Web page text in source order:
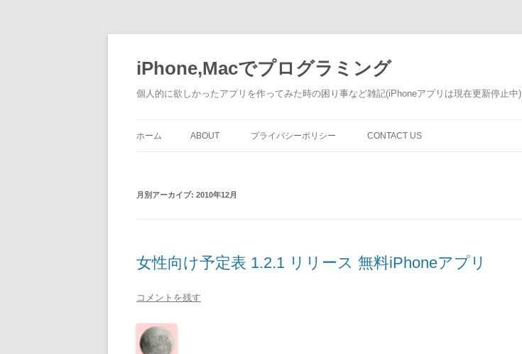
ン
ツ
へ
ス
iPhone,Macでプログラミング
個人的に欲しかったアプリを作ってみた時の困り事など雑記(iPhoneアプリは現在更新停止中)
ホーム ABOUT プライバシーポリシー CONTACT US
月別アーカイブ: 2010年12月
女性向け予定表 1.2.1 リリース 無料iPhoneアプリ
コメントを残す